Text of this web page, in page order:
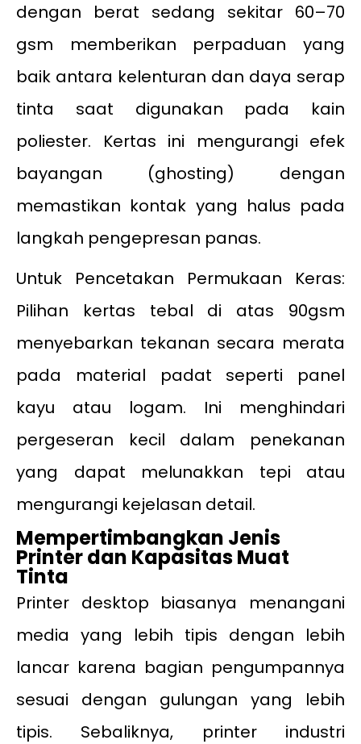
dengan berat sedang sekitar 60–70
gsm memberikan perpaduan yang
baik antara kelenturan dan daya serap
tinta saat digunakan pada kain
poliester. Kertas ini mengurangi efek
bayangan (ghosting) dengan
memastikan kontak yang halus pada
langkah pengepresan panas.
Untuk Pencetakan Permukaan Keras:
Pilihan kertas tebal di atas 90gsm
menyebarkan tekanan secara merata
pada material padat seperti panel
kayu atau logam. Ini menghindari
pergeseran kecil dalam penekanan
yang dapat melunakkan tepi atau
mengurangi kejelasan detail.
Mempertimbangkan Jenis
Printer dan Kapasitas Muat
Tinta
Printer desktop biasanya menangani
media yang lebih tipis dengan lebih
lancar karena bagian pengumpannya
sesuai dengan gulungan yang lebih
tipis. Sebaliknya, printer industri